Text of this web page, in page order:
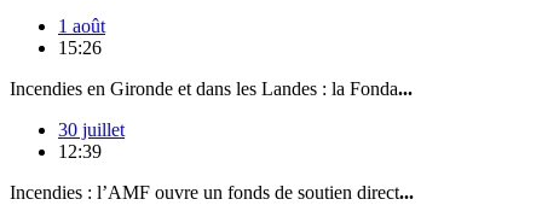
1 août
15:26
Incendies en Gironde et dans les Landes : la Fonda...
30 juillet
12:39
Incendies : l’AMF ouvre un fonds de soutien direct...